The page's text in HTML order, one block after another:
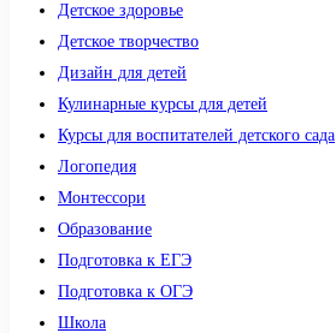
Детское здоровье
Детское творчество
Дизайн для детей
Кулинарные курсы для детей
Курсы для воспитателей детского сада
Логопедия
Монтессори
Образование
Подготовка к ЕГЭ
Подготовка к ОГЭ
Школа